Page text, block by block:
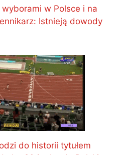
wyborami w Polsce i na
Istnieją dowody
do historii tytułem